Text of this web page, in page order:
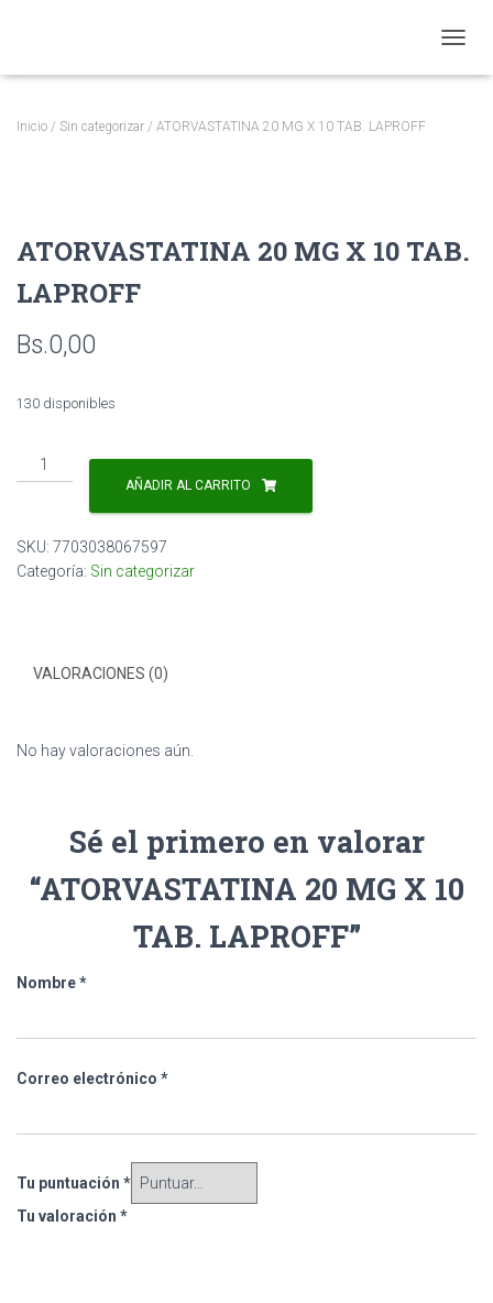
Inicio / Sin categorizar / ATORVASTATINA 20 MG X 10 TAB. LAPROFF
ATORVASTATINA 20 MG X 10 TAB.
LAPROFF
Bs.0,00
130 disponibles
ATORVASTATINA
20
10
TAB.
AÑADIR AL CARRITO
SKU: 7703038067597
Categoría: Sin categorizar
VALORACIONES (0)
No hay valoraciones aún.
Sé el primero en valorar
“ATORVASTATINA 20 MG X 10
TAB. LAPROFF”
Nombre*
Correo electrónico *
Tu puntuación *
Tu valoración *